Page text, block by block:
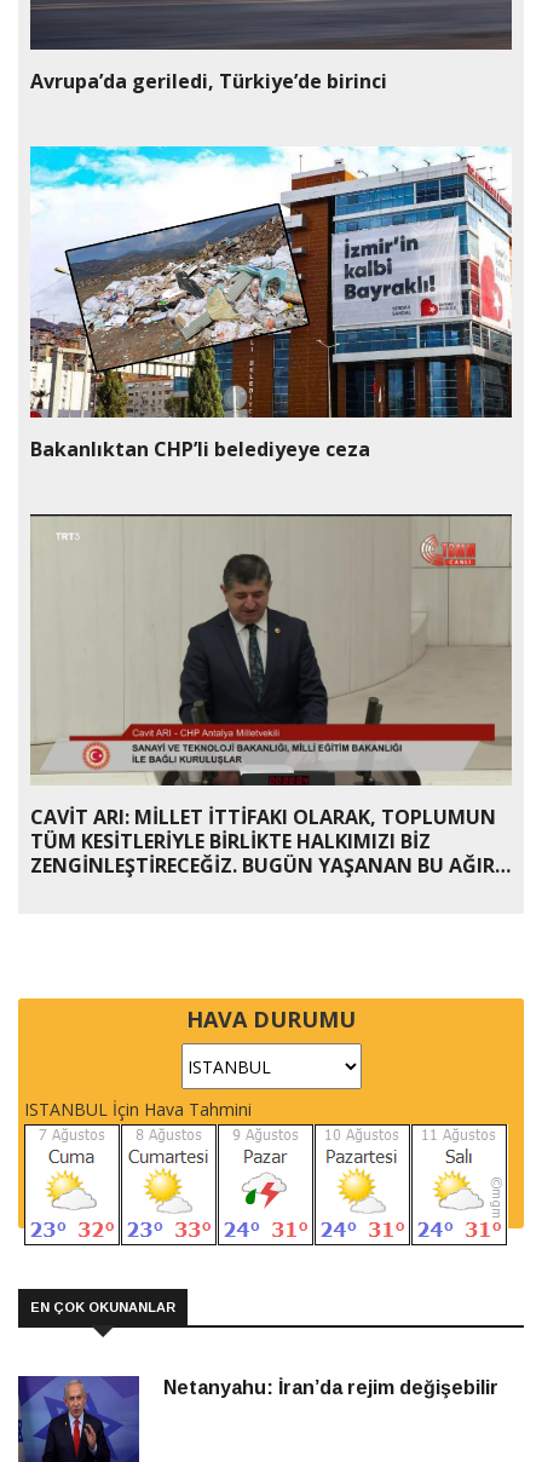
Avrupa’da geriledi, Türkiye’de birinci
Bakanlıktan CHP’li belediyeye ceza
CAVİT ARI: MİLLET İTTİFAKI OLARAK, TOPLUMUN
TÜM KESİTLERİYLE BİRLİKTE HALKIMIZI BİZ
ZENGİNLEŞTİRECEĞİZ. BUGÜN YAŞANAN BU AĞIR
HAVA DURUMU
ISTANBUL İçin Hava Tahmini
EN ÇOK OKUNANLAR
Netanyahu: İran’da rejim değişebilir